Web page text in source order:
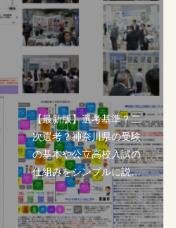
【最新版】選考基準？二
次選考？神奈川県の受験
の基本や公立高校入試の
仕組みをシンプルに説…